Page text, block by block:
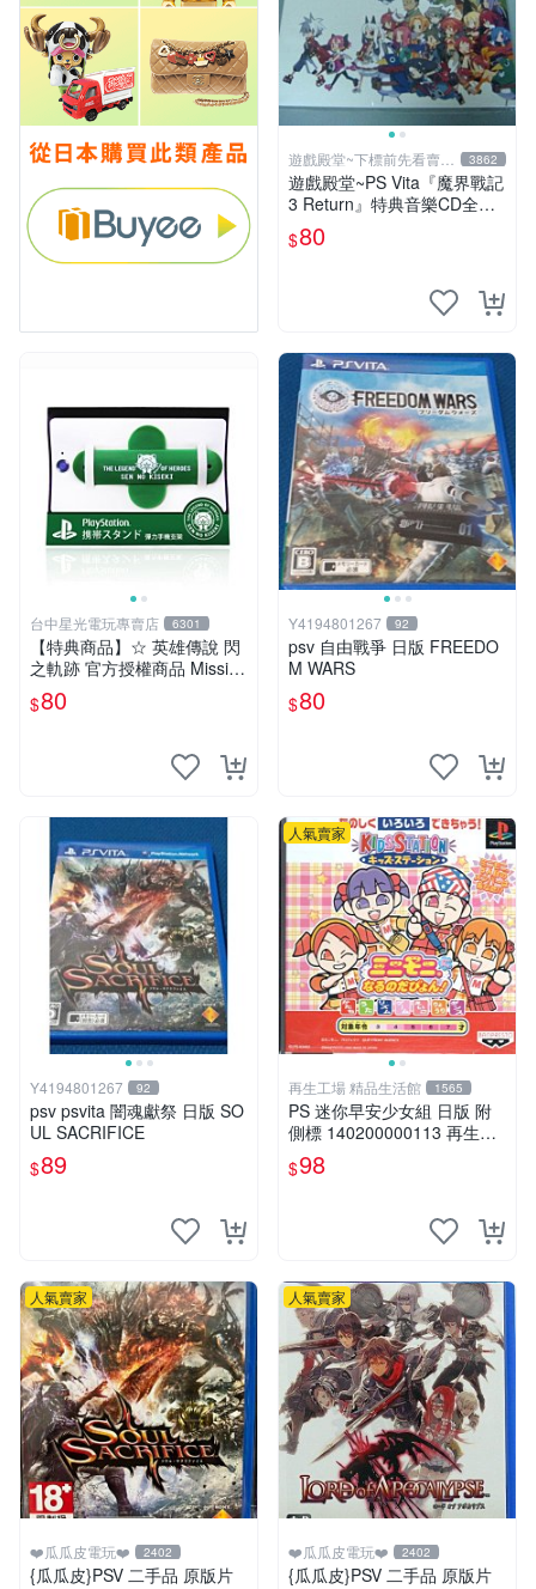
遊戲殿堂~下標前先看賣場
關於我
3862
遊戲殿堂~PS Vita『魔界戰記
3 Return』特典音樂CD全新
品未使用(不含遊戲片喔)
$80
台中星光電玩專賣店 6301
【特典商品】☆ 英雄傳說 閃
之軌跡 官方授權商品 Missi限
定 彈力手機支架 ☆全新品
【特價優惠】台中星光電玩
$80
Y4194801267 92
psv 自由戰爭 日版 FREEDO
M WARS
$80
Y4194801267 92
psv psvita 闇魂獻祭 日版 SO
UL SACRIFICE
$89
人氣賣家
再生工場 精品生活館 1565
PS 迷你早安少女組 日版 附
側標 140200000113 再生工
場YR2012 02
$98
人氣賣家
❤️瓜瓜皮電玩❤️ 2402
{瓜瓜皮}PSV 二手品 原版片
人氣賣家
❤️瓜瓜皮電玩❤️ 2402
{瓜瓜皮}PSV 二手品 原版片